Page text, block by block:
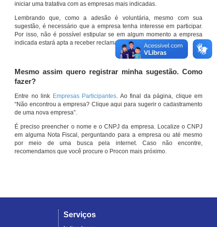
iniciar uma tratativa com as empresas mais indicadas.
Lembrando que, como a adesão é voluntária, mesmo com sua
sugestão, é necessário que a empresa tenha interesse em participar.
Por isso, não é possível estipular se em algum momento a empresa
indicada estará apta a receber reclamações por meio do site.
Mesmo assim quero registrar minha sugestão. Como
fazer?
Entre no link Empresas Participantes. Ao final da página, clique em
“Não encontrou a empresa? Clique aqui para sugerir o cadastramento
de uma nova empresa”.
É preciso preencher o nome e o CNPJ da empresa. Localize o CNPJ
em alguma Nota Fiscal, perguntando para a empresa ou até mesmo
por meio de uma busca pela internet. Caso não encontre,
recomendamos que você procure o Procon mais próximo.
Serviços